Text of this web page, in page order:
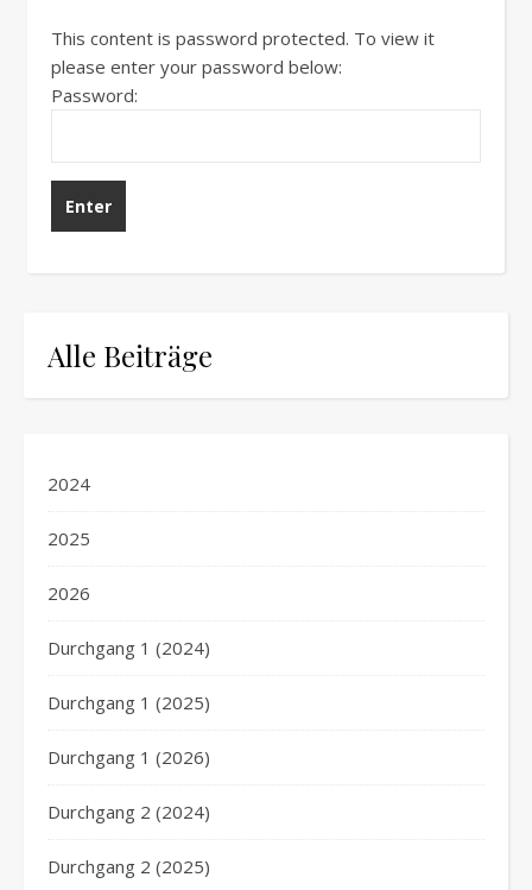
This content is password protected. To view it
please enter your password below:
Password:
Alle Beiträge
2024
2025
2026
Durchgang 1 (2024)
Durchgang 1 (2025)
Durchgang 1 (2026)
Durchgang 2 (2024)
Durchgang 2 (2025)